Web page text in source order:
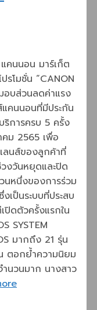
คนนอน มาร์เก็ต
โมชั่น “CANON
อบส่วนลดค่าแรง
แคนนอนที่มีประกัน
ริการครบ 5 ครั้ง
ม 2565 เพื่อ
ลนส์ของลูกค้าที่
งวันหยุดและปิด
นหนึ่งของการร่วม
เป็นระบบที่ประสบ
ปิดตัวครั้งแรกใน
SYSTEM
มากถึง 21 รุ่น
ตอกย้ำความนิยม
นวนมาก นางสาว